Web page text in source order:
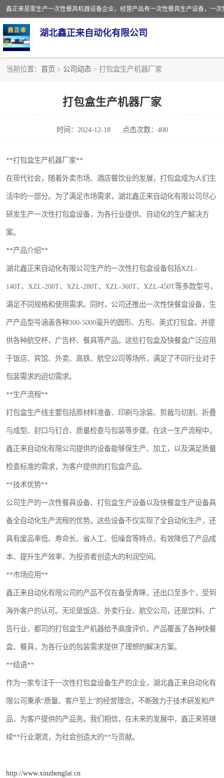
湖北鑫正来自动化有限公司
当前位置： 首页 > 公司动态 > 打包盒生产机器厂家
打包盒生产机器厂家
时间：2024-12-18 点击次数：400
**打包盒生产机器厂家**
在现代社会，随着外卖市场、酒店餐饮业的发展，打包盒成为人们生
活中的一部分。为了满足市场需求，湖北鑫正来自动化有限公司尽心
研发生产一次性打包盒设备，为各行业提供、自动化的生产解决方
案。
**产品介绍**
湖北鑫正来自动化有限公司生产的一次性打包盒设备包括XZL-
140T、XZL-200T、XZL-280T、XZL-360T、XZL-450T等多款型号，
满足不同规格和使用需求。同时，公司还推出一次性快餐盒设备，生
产产品型号涵盖各种300-5000毫升的圆形、方形、美式打包盒，并提
供各种航空杯、广告杯、餐具等产品。这些打包盒及快餐盒广泛应用
于饭店、宾馆、外卖、高铁、航空公司等场所，满足了不同行业对于
包装需求的迫切需求。
**生产流程**
打包盒生产线主要包括原材料准备、印刷与涂装、剪裁与切割、折叠
与成型、封口与钉合、质量检查与包装等步骤。在这一生产流程中，
鑫正来自动化有限公司提供的设备能够保生产、加工，以及满足质量
检查标准的需求，为客户提供的打包盒产品。
**技术优势**
公司生产的一次性餐具设备、打包盒生产设备以及快餐盒生产设备具
备全自动化生产流程的优势。这些设备不仅实现了全自动化生产，还
具有废品率低、寿命长、省人工、低噪音等特点，有效降低了产品成
本、提升生产效率，为投资者创造大的利润空间。
**市场应用**
鑫正来自动化有限公司的产品不仅在备受青睐，还出口至多个，受到
海外客户的认可。无论是饭店、外卖行业、航空公司，还是饮料、广
告行业，都司的打包盒生产机器给予高度评价。产品覆盖了各种快餐
盒、餐具，为各行业的包装需求提供了理想的解决方案。
**结语**
作为一家专注于一次性打包盒设备生产的企业，湖北鑫正来自动化有
限公司秉承“质量、客户至上”的经营理念，不断致力于技术研发和产
品，为客户提供的产品务。我们相信，在未来的发展中，鑫正来将继
续**行业潮流，为社会创造大的**与贡献。
http://www.xinzhenglai.cn
塑料杯
奶茶杯
塑料打包盒
航空餐具
稻壳餐具
降解奶茶杯